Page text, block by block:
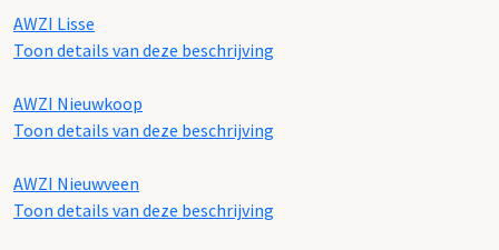
AWZI Lisse
Toon details van deze beschrijving
AWZI Nieuwkoop
Toon details van deze beschrijving
AWZI Nieuwveen
Toon details van deze beschrijving